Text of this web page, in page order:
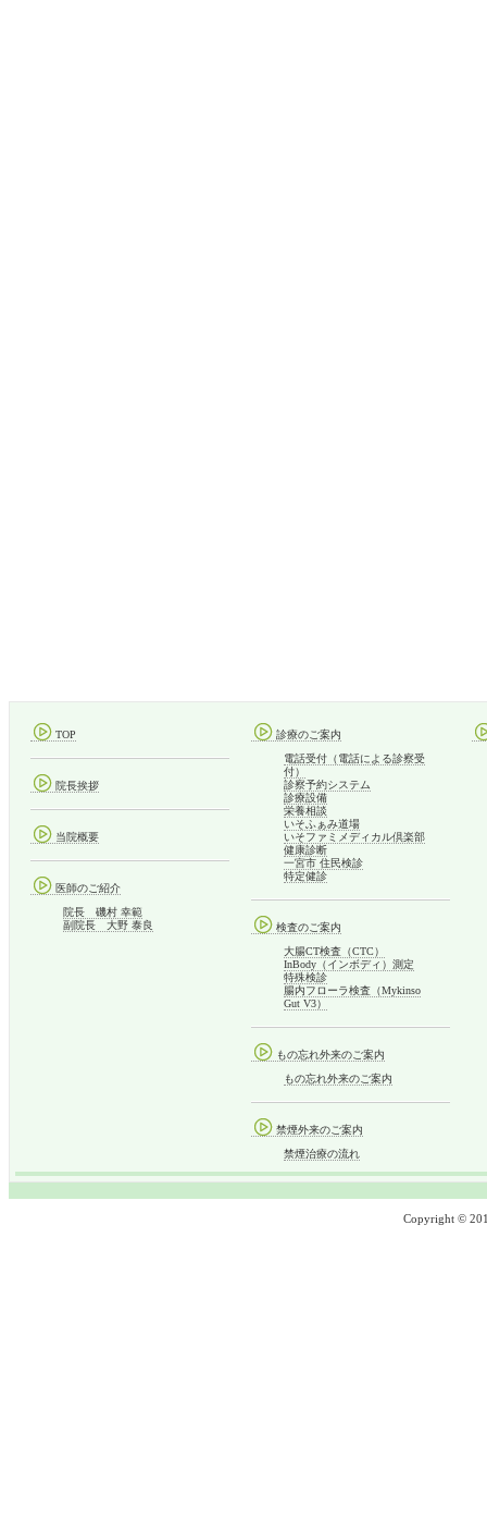
TOP
院長挨拶
当院概要
医師のご紹介
院長 磯村 幸範
副院長 大野 泰良
診療のご案内
電話受付（電話による診察受
付）
診察予約システム
診療設備
栄養相談
いそふぁみ道場
いそファミメディカル倶楽部
健康診断
一宮市 住民検診
特定健診
検査のご案内
大腸CT検査（CTC）
InBody（インボディ）測定
特殊検診
腸内フローラ検査（Mykinso
Gut V3）
もの忘れ外来のご案内
もの忘れ外来のご案内
禁煙外来のご案内
禁煙治療の流れ
Copyright ©